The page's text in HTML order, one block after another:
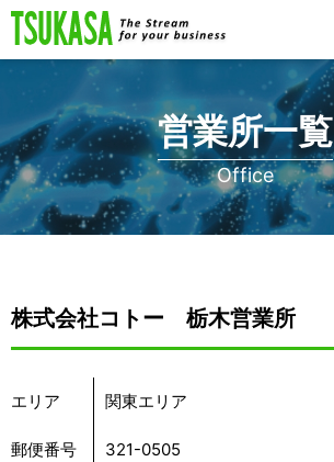
営業所一覧
Office
株式会社コトー 栃木営業所
エリア 関東エリア
郵便番号 321-0505